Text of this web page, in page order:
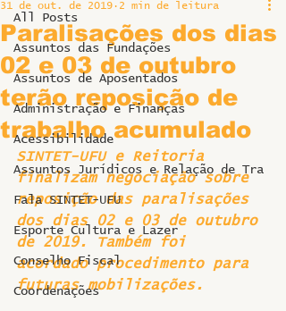
All Posts
Assuntos das Fundações
Assuntos de Aposentados
Administração e Finanças
Acessibilidade
Assuntos Jurídicos e Relação de Tra
Fala SINTET-UFU
Esporte Cultura e Lazer
Conselho Fiscal
Coordenações
Paralisações dos dias
02 e 03 de outubro
terão reposição de
trabalho acumulado
31 de out. de 2019 2 min de leitura
SINTET-UFU e Reitoria
finalizam negociação sobre
reposição das paralisações
dos dias 02 e 03 de outubro
de 2019. Também foi
acordado procedimento para
futuras mobilizações.